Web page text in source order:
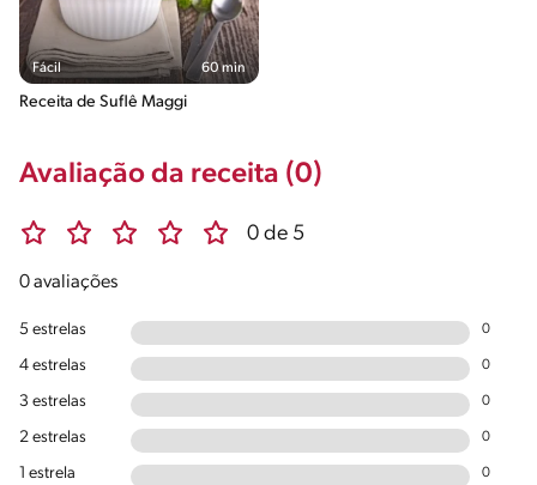
Fácil 60 min
Receita de Suflê Maggi
Avaliação da receita (0)
0 de 5
0 avaliações
5 estrelas 0
4 estrelas 0
3 estrelas 0
2 estrelas 0
1 estrela 0